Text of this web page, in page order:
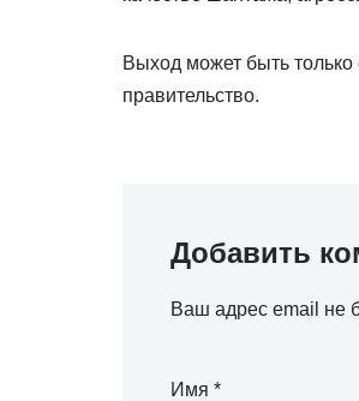
Выход может быть
правительство.
Добавить
Ваш адрес email не
Имя *